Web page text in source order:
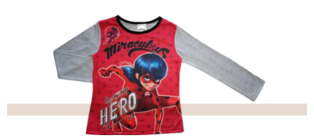
ÉRTÉKELÉSE
CSILLAG.